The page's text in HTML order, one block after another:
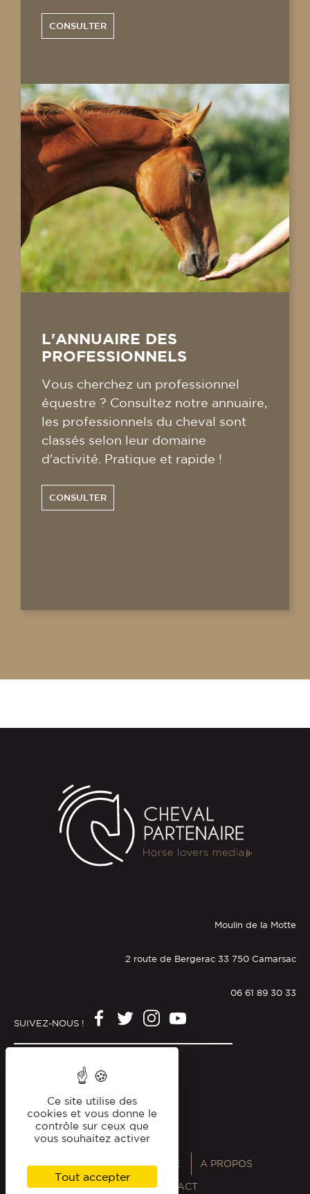
CONSULTER
L'ANNUAIRE DES
PROFESSIONNELS
Vous cherchez un professionnel
équestre ? Consultez notre annuaire,
les professionnels du cheval sont
classés selon leur domaine
d'activité. Pratique et rapide !
CONSULTER
Moulin de la Motte
2 route de Bergerac 33 750 Camarsac
06 61 89 30 33
SUIVEZ-NOUS !
Politique de confidentialité
ANNUAIRES MAGAZINE A PROPOS
PROFESSIONNELS CONTACT
Ce site utilise des
cookies et vous donne le
contrôle sur ceux que
vous souhaitez activer
Tout accepter